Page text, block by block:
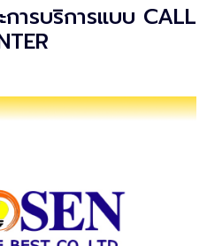
ารบริการแบบ CALL